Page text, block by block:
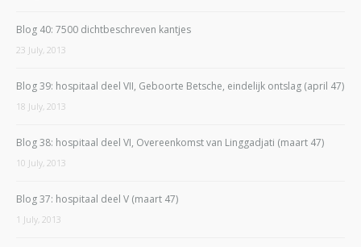
Blog 40: 7500 dichtbeschreven kantjes
23 July, 2013
Blog 39: hospitaal deel VII, Geboorte Betsche, eindelijk ontslag (april 47)
18 July, 2013
Blog 38: hospitaal deel VI, Overeenkomst van Linggadjati (maart 47)
10 July, 2013
Blog 37: hospitaal deel V (maart 47)
1 July, 2013